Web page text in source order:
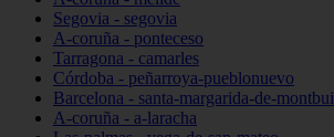
Segovia - segovia
A-coruña - ponteceso
Tarragona - camarles
Córdoba - peñarroya-pueblonuevo
Barcelona - santa-margarida-de-montbui
A-coruña - a-laracha